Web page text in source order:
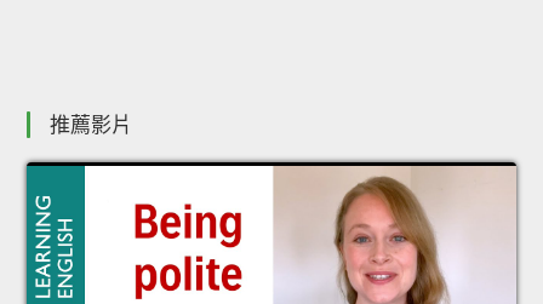
推薦影片